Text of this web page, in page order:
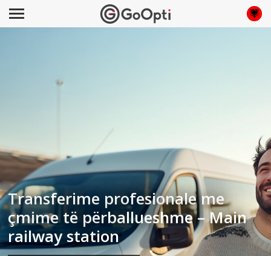
Transferime profesionale me
çmime të përballueshme – Main
railway station